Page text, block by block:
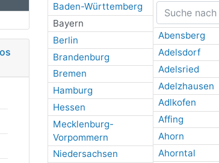
Baden-Württemberg
Bayern
Berlin
Brandenburg
Bremen
Hamburg
Hessen
Mecklenburg-
Vorpommern
Niedersachsen
Abensberg
Adelsdorf
Adelsried
Adelzhausen
Adlkofen
Affing
Ahorn
Ahorntal